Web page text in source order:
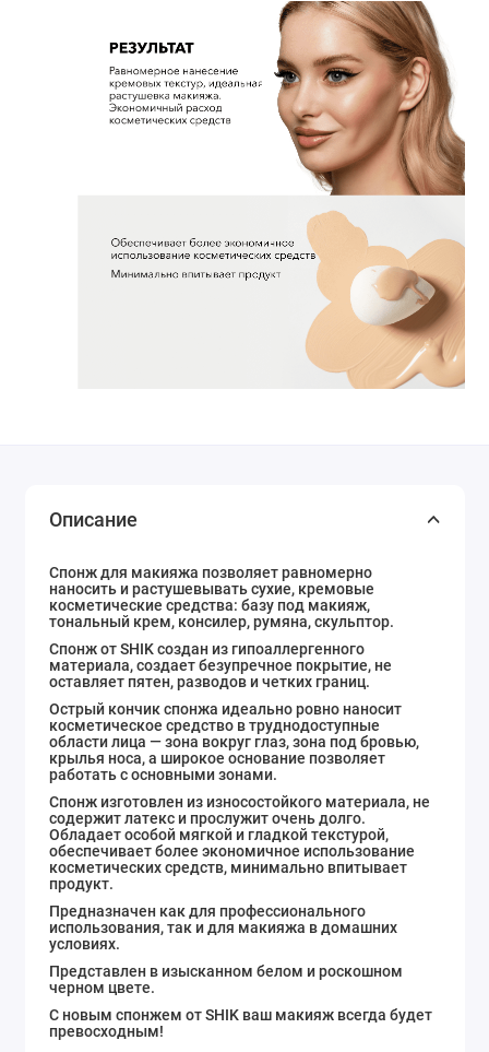
Описание
Спонж для макияжа позволяет равномерно
наносить и растушевывать сухие, кремовые
косметические средства: базу под макияж,
тональный крем, консилер, румяна, скульптор.
Спонж от SHIK создан из гипоаллергенного
материала, создает безупречное покрытие, не
оставляет пятен, разводов и четких границ.
Острый кончик спонжа идеально ровно наносит
косметическое средство в труднодоступные
области лица — зона вокруг глаз, зона под бровью,
крылья носа, а широкое основание позволяет
работать с основными зонами.
Спонж изготовлен из износостойкого материала, не
содержит латекс и прослужит очень долго.
Обладает особой мягкой и гладкой текстурой,
обеспечивает более экономичное использование
косметических средств, минимально впитывает
продукт.
Предназначен как для профессионального
использования, так и для макияжа в домашних
условиях.
Представлен в изысканном белом и роскошном
черном цвете.
С новым спонжем от SHIK ваш макияж всегда будет
превосходным!